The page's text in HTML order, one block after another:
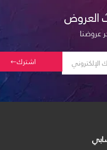
العروض
عروضنا
اشترك